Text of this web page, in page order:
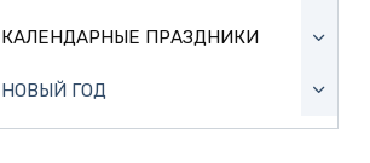
КАЛЕНДАРНЫЕ ПРАЗДНИКИ
НОВЫЙ ГОД